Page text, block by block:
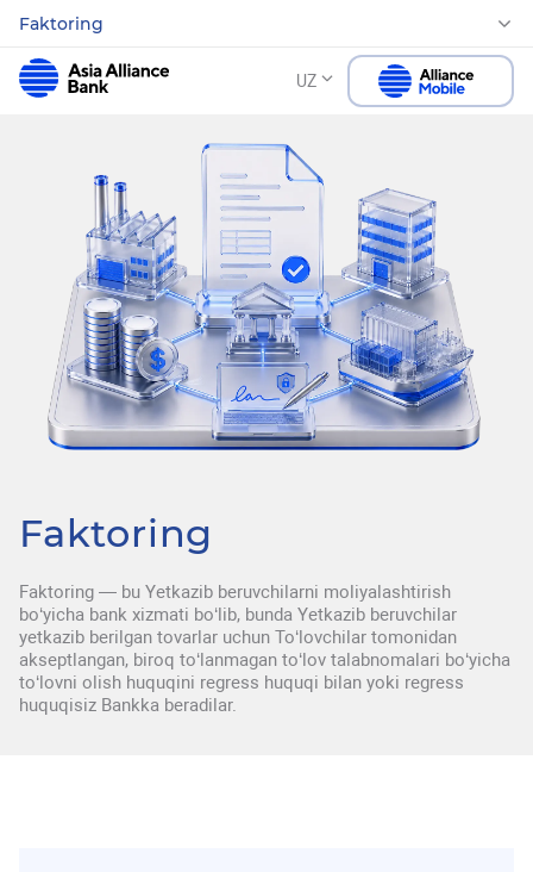
Faktoring
UZ
Faktoring
Faktoring — bu Yetkazib beruvchilarni moliyalashtirish
bo‘yicha bank xizmati bo‘lib, bunda Yetkazib beruvchilar
yetkazib berilgan tovarlar uchun To‘lovchilar tomonidan
akseptlangan, biroq to‘lanmagan to‘lov talabnomalari bo‘yicha
to‘lovni olish huquqini regress huquqi bilan yoki regress
huquqisiz Bankka beradilar.